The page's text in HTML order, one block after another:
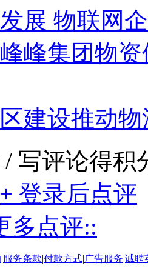
展 物联网
峰集团物
建设推动
/ 写评论得积
+ 登录后点评
多点评::
|服务条款|付款方式|广告服务|诚聘